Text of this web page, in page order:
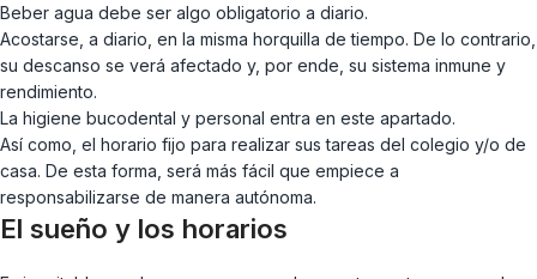
Beber agua debe ser algo obligatorio a diario.
Acostarse, a diario, en la misma horquilla de tiempo. De lo contrario,
su descanso se verá afectado y, por ende, su sistema inmune y
rendimiento.
La higiene bucodental y personal entra en este apartado.
Así como, el horario fijo para realizar sus tareas del colegio y/o de
casa. De esta forma, será más fácil que empiece a
responsabilizarse de manera autónoma.
El sueño y los horarios